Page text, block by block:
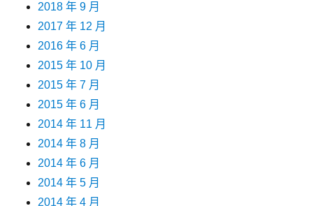
2018 年 9 月
2017 年 12 月
2016 年 6 月
2015 年 10 月
2015 年 7 月
2015 年 6 月
2014 年 11 月
2014 年 8 月
2014 年 6 月
2014 年 5 月
2014 年 4 月